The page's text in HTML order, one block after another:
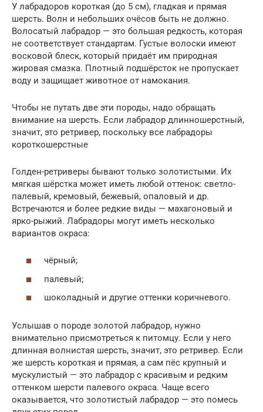
У лабрадоров короткая (до 5 см), гладкая и прямая
шерсть. Волн и небольших очёсов быть не должно.
Волосатый лабрадор — это большая редкость, которая
не соответствует стандартам. Густые волоски имеют
восковой блеск, который придаёт им природная
жировая смазка. Плотный подшёрсток не пропускает
воду и защищает животное от намокания.
Чтобы не путать две эти породы, надо обращать
внимание на шерсть. Если лабрадор длинношерстный,
значит, это ретривер, поскольку все лабрадоры
короткошерстные
Голден-ретриверы бывают только золотистыми. Их
мягкая шёрстка может иметь любой оттенок: светло-
палевый, кремовый, бежевый, опаловый и др.
Встречаются и более редкие виды — махагоновый и
ярко-рыжий. Лабрадоры могут иметь несколько
вариантов окраса:
чёрный;
палевый;
шоколадный и другие оттенки коричневого.
Услышав о породе золотой лабрадор, нужно
внимательно присмотреться к питомцу. Если у него
длинная волнистая шерсть, значит, это ретривер. Если
же шерсть короткая и прямая, а сам пёс крупный и
мускулистый — это лабрадор с красивым и редким
оттенком шерсти палевого окраса. Чаще всего
оказывается, что золотистый лабрадор — это помесь